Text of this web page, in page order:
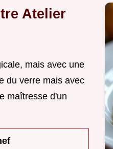
Atelier
mais avec une
du verre mais avec
maîtresse d'un